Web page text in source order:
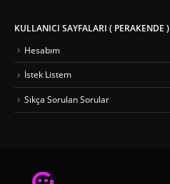
KULLANICI SAYFALARI ( PERAKENDE )
Hesabım
İstek Listem
Sıkça Sorulan Sorular